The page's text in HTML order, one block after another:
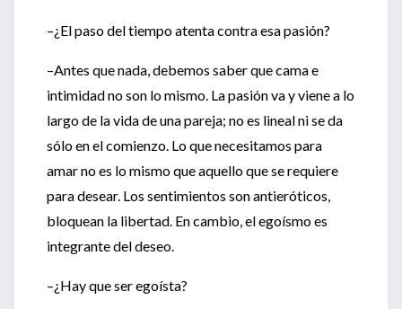
–¿El paso del tiempo atenta contra esa pasión?
–Antes que nada, debemos saber que cama e
intimidad no son lo mismo. La pasión va y viene a lo
largo de la vida de una pareja; no es lineal ni se da
sólo en el comienzo. Lo que necesitamos para
amar no es lo mismo que aquello que se requiere
para desear. Los sentimientos son antieróticos,
bloquean la libertad. En cambio, el egoísmo es
integrante del deseo.
–¿Hay que ser egoísta?